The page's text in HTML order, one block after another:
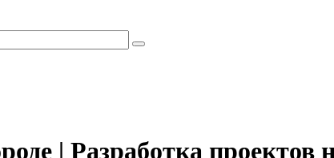
| Разработка проектов